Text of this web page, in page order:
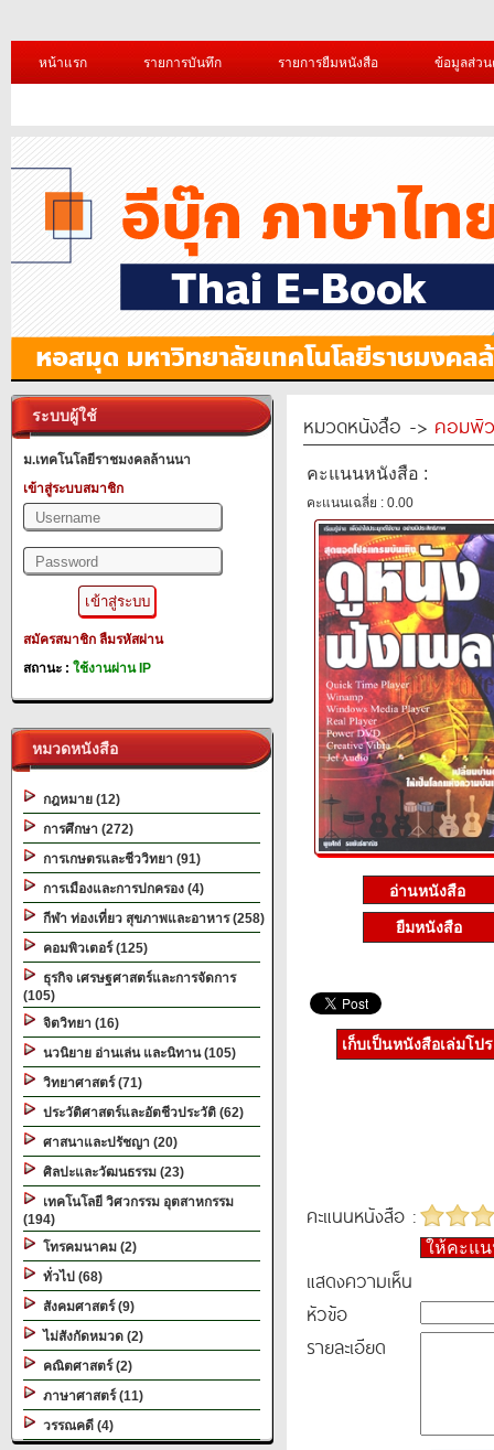
หน้าแรก รายการบันทึก รายการยืมหนังสือ ข้อมูลส่ว
ระบบผู้ใช้
ม.เทคโนโลยีราชมงคลล้านนา
เข้าสู่ระบบสมาชิก
สมัครสมาชิก ลืมรหัสผ่าน
สถานะ : ใช้งานผ่าน IP
หมวดหนังสือ
กฎหมาย (12)
การศึกษา (272)
การเกษตรและชีววิทยา (91)
การเมืองและการปกครอง (4)
กีฬา ท่องเที่ยว สุขภาพและอาหาร (258)
คอมพิวเตอร์ (125)
ธุรกิจ เศรษฐศาสตร์และการจัดการ
(105)
จิตวิทยา (16)
นวนิยาย อ่านเล่น และนิทาน (105)
วิทยาศาสตร์ (71)
ประวัติศาสตร์และอัตชีวประวัติ (62)
ศาสนาและปรัชญา (20)
ศิลปะและวัฒนธรรม (23)
เทคโนโลยี วิศวกรรม อุตสาหกรรม
(194)
โทรคมนาคม (2)
ทั่วไป (68)
สังคมศาสตร์ (9)
ไม่สังกัดหมวด (2)
คณิตศาสตร์ (2)
ภาษาศาสตร์ (11)
วรรณคดี (4)
หมวดหนังสือ -> คอมพิ
คะแนนหนังสือ :
คะแนนเฉลี่ย : 0.00
ยืมหนังสือ
เก็บเป็นหนังสือเล่มโป
คะแนนหนังสือ :
ให้คะแ
แสดงความเห็น
หัวข้อ
รายละเอียด